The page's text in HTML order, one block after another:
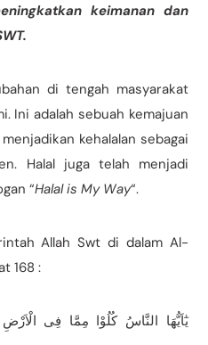
keimanan dan
di tengah masyarakat
Ini adalah sebuah kemajuan
kehalalan sebagai
Halal juga telah menjadi
“Halal is My Way“.
Allah Swt di dalam Al-
168 :
يٰٓاَيُّهَا النَّاسُ كُلُوْا مِمَّا فِى